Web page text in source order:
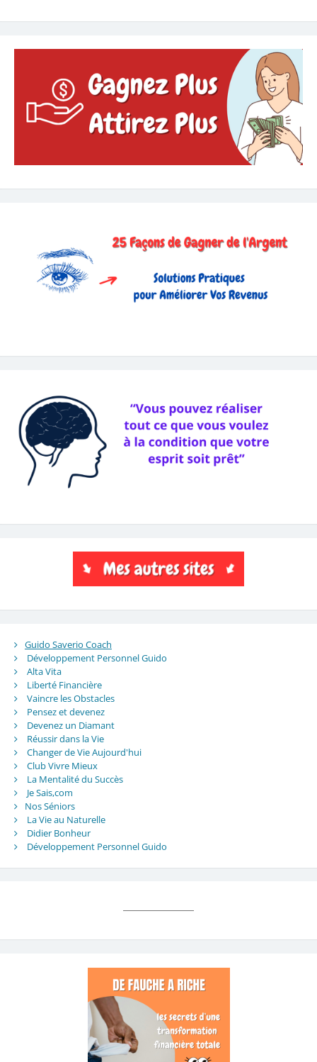
Guido Saverio Coach
Développement Personnel Guido
Alta Vita
Liberté Financière
Vaincre les Obstacles
Pensez et devenez
Devenez un Diamant
Réussir dans la Vie
Changer de Vie Aujourd'hui
Club Vivre Mieux
La Mentalité du Succès
Je Sais,com
Nos Séniors
La Vie au Naturelle
Didier Bonheur
Développement Personnel Guido